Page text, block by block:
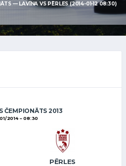
— LAVĪNA VS PĒRLES (2014-01-12 08:30)
ČEMPIONĀTS 2013
2014 08:30
PĒRLES